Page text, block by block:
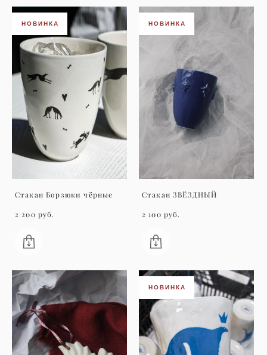
НОВИНКА
Стакан Борзюки чёрные
2 200 pуб.
НОВИНКА
Стакан ЗВЁЗДНЫЙ
2 100 pуб.
НОВИНКА